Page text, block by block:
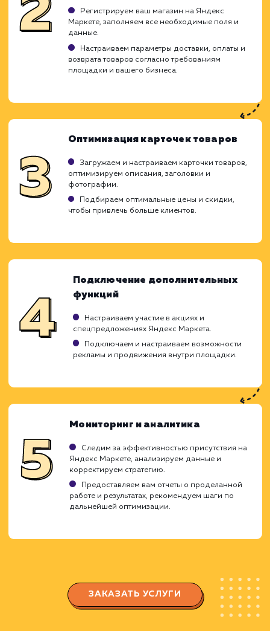
Ход работ
Настройка Яндекс Маркета -
детализированный процесс, который
глубокого понимания функционала
ваших товаров через эту популярную
площадку. Мы используем всю
возможностей Яндекс Маркета
достижения этих целей.
ассортимент товаров и целевую аудиторию.
Анализируем действия конкурентов на
Яндекс Маркете.
Разрабатываем стратегию работы на Яндекс
Маркете, максимально учитывающую
особенности вашего бизнеса.
Регистрация и настройка
магазина
Регистрируем ваш магазин на Яндекс